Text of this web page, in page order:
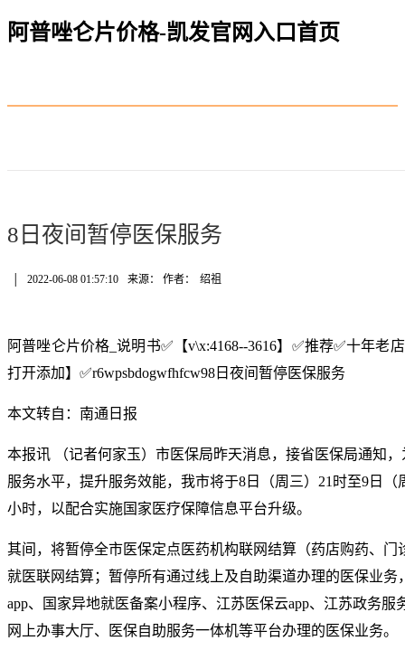
阿普唑仑片价格-凯发官网入口首页
8日夜间暂停医保服务
2022-06-08 01:57:10 来源： 作者： 绍祖
阿普唑仑片价格_说明书✅【v\x:4168--3616】✅推荐✅十年老
打开添加】✅r6wpsbdogwfhfcw98日夜间暂停医保服务
本文转自：南通日报
本报讯 （记者何家玉）市医保局昨天消息，接省医保局通知
服务水平，提升服务效能，我市将于8日（周三）21时至9日
小时，以配合实施国家医疗保障信息平台升级。
其间，将暂停全市医保定点医药机构联网结算（药店购药、门
就医联网结算；暂停所有通过线上及自助渠道办理的医保业务
app、国家异地就医备案小程序、江苏医保云app、江苏政务服
网上办事大厅、医保自助服务一体机等平台办理的医保业务。